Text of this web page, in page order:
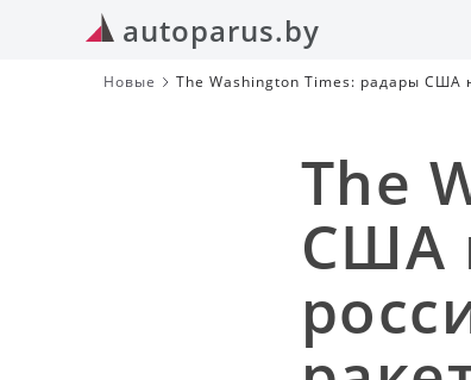
autoparus.by
Новые The Washington Times: радары США
The
США